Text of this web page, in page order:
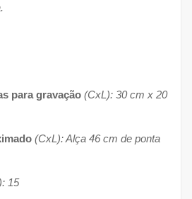
para gravação (CxL): 30 cm x 20
(CxL): Alça 46 cm de ponta
15